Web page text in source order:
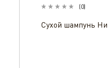
(0)
Сухой шампунь